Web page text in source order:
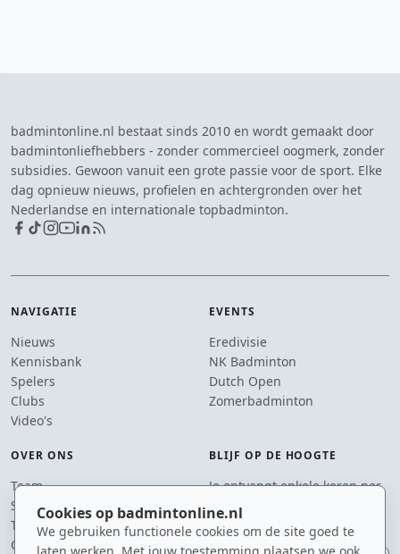
Cookies op badmintonline.nl
We gebruiken functionele cookies om de site goed te
badmintonline.nl bestaat sinds 2010 en wordt gemaakt door
badmintonliefhebbers - zonder commercieel oogmerk, zonder
subsidies. Gewoon vanuit een grote passie voor de sport. Elke
dag opnieuw nieuws, profielen en achtergronden over het
Nederlandse en internationale topbadminton.
NAVIGATIE
Nieuws
Kennisbank
Spelers
Clubs
Video's
EVENTS
Eredivisie
NK Badminton
Dutch Open
Zomerbadminton
OVER ONS
Team
Supporters
Tip de redactie
Contact
BLIJF OP DE HOOGTE
Je ontvangt enkele keren per
jaar een e-mail met het
laatste badmintonnieuws.